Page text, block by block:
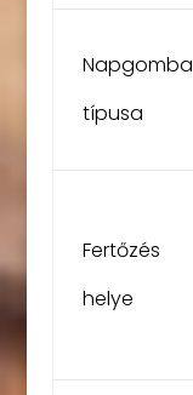
Napgomba
típusa
Fertőzés
helye